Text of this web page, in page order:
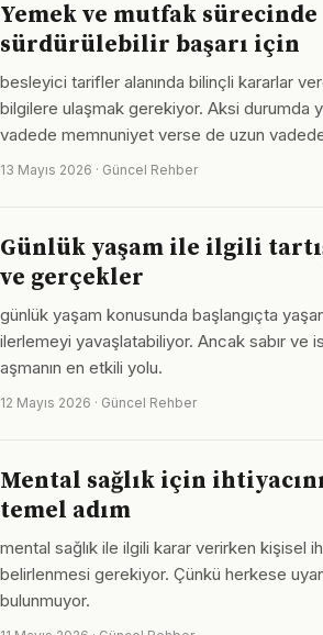
Yemek ve mutfak sürecinde
sürdürülebilir başarı için
besleyici tarifler alanında bilinçli kararlar
bilgilere ulaşmak gerekiyor. Aksi durumda
vadede memnuniyet verse de uzun
13 Mayıs 2026 · Güncel Rehber
Günlük yaşam ile ilgili
ve gerçekler
günlük yaşam konusunda başlangıçta
ilerlemeyi yavaşlatabiliyor. Ancak sabır ve
aşmanın en etkili yolu.
12 Mayıs 2026 · Güncel Rehber
Mental sağlık için
temel adım
mental sağlık ile ilgili karar verirken kişisel
belirlenmesi gerekiyor. Çünkü herkese
bulunmuyor.